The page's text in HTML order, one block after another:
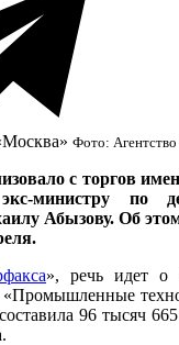
Фото:
с торгов
министру по
Абызову. Об
», речь идет о
96 тысяч